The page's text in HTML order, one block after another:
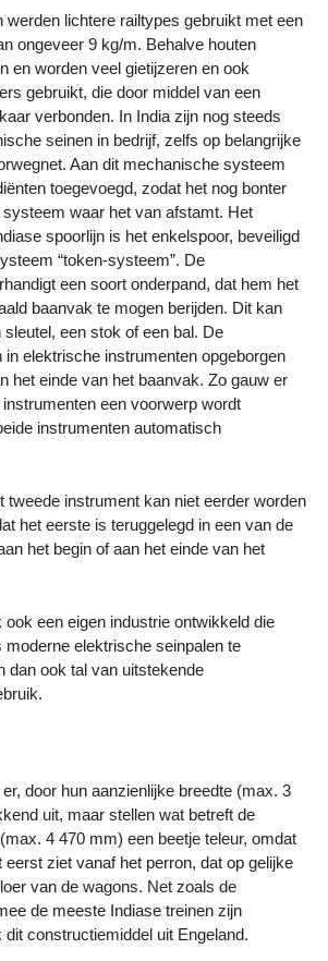
werden lichtere railtypes gebruikt met een
ongeveer 9 kg/m. Behalve houten
en worden veel gietijzeren en ook
gebruikt, die door middel van een
verbonden. In India zijn nog steeds
seinen in bedrijf, zelfs op belangrijke
Aan dit mechanische systeem
toegevoegd, zodat het nog bonter
waar het van afstamt. Het
spoorlijn is het enkelspoor, beveiligd
“token-systeem”. De
een soort onderpand, dat hem het
baanvak te mogen berijden. Dit kan
sleutel, een stok of een bal. De
elektrische instrumenten opgeborgen
het einde van het baanvak. Zo gauw er
een voorwerp wordt
instrumenten automatisch
tweede instrument kan niet eerder worden
het eerste is teruggelegd in een van de
het begin of aan het einde van het
ook een eigen industrie ontwikkeld die
moderne elektrische seinpalen te
dan ook tal van uitstekende
er, door hun aanzienlijke breedte (max. 3
uit, maar stellen wat betreft de
4 470 mm) een beetje teleur, omdat
ziet vanaf het perron, dat op gelijke
van de wagons. Net zoals de
de meeste Indiase treinen zijn
constructiemiddel uit Engeland.